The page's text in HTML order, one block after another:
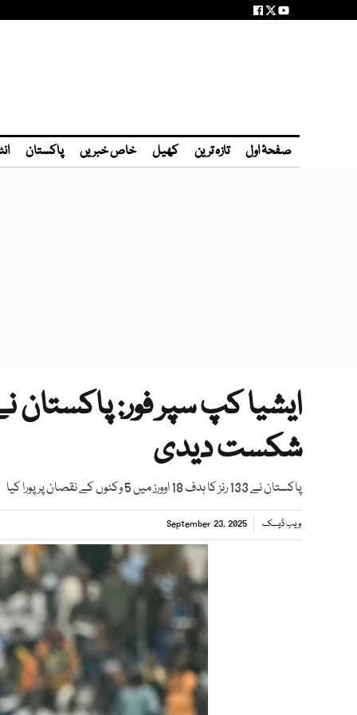
صفحۂ اول تازہ ترین کھیل خاص خبریں پاکستان
شکست دیدی
پاکستان نے 133 رنز کا ہدف 18 اوورز میں 5 وکٹوں کے نقصان پر پورا کیا
ویب ڈیسک September 23, 2025